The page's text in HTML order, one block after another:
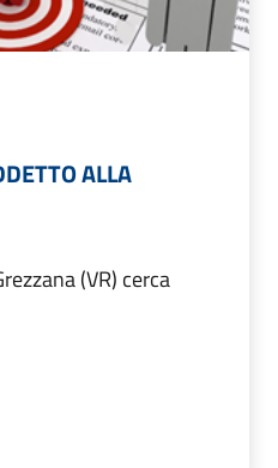
ALLA
(VR) cerca